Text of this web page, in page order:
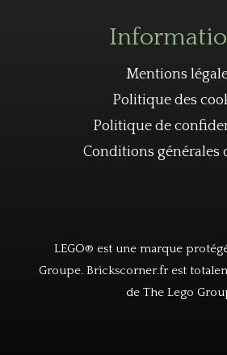
Mentions
Politique des
Politique de
Conditions générales
LEGO® est une marque
Groupe. Brickscorner.fr est
de The Lego